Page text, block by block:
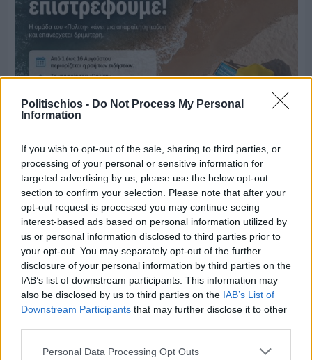
Politischios - Do Not Process My Personal
Information
If you wish to opt-out of the sale, sharing to third parties, or
processing of your personal or sensitive information for
targeted advertising by us, please use the below opt-out
section to confirm your selection. Please note that after your
opt-out request is processed you may continue seeing
interest-based ads based on personal information utilized by
us or personal information disclosed to third parties prior to
your opt-out. You may separately opt-out of the further
disclosure of your personal information by third parties on the
IAB’s list of downstream participants. This information may
also be disclosed by us to third parties on the IAB’s List of
Downstream Participants that may further disclose it to other
Personal Data Processing Opt Outs
Πριν 7 ημέρες
Μία μικρή αλλά αναγκαία ανάπαυλα για την
ομάδα του «Πολίτη»